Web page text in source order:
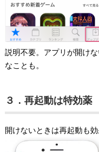
説明不要。アプリが開け
なことも。
３．再起動は特効薬
開けないときは再起動も効